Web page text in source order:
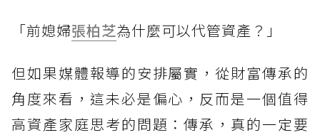
「前媳婦張柏芝為什麼可以代管資產？」
但如果媒體報導的安排屬實，從財富傳承的
角度來看，這未必是偏心，反而是一個值得
高資產家庭思考的問題：傳承，真的一定要